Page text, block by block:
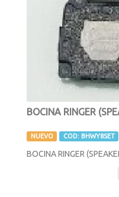
BOCINA RINGER
NUEVO COD: BHWY8SET
BOCINA RINGER